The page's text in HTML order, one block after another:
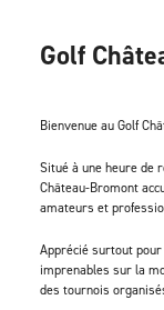
Golf
Bienvenue au Golf
Situé à une heure de
Château-Bromont
amateurs et
Apprécié surtout
imprenables sur la
des tournois